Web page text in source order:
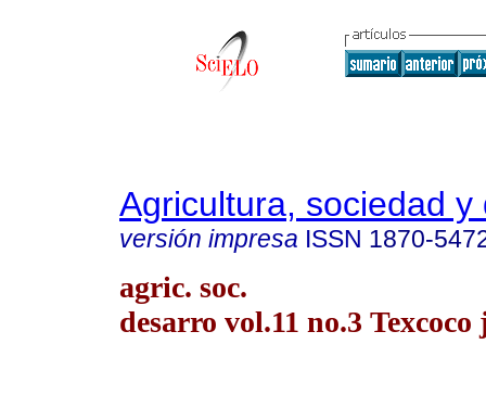
Agricultura, sociedad y
versión impresa ISSN 1870-
agric. soc.
desarro vol.11 no.3 Texcoco